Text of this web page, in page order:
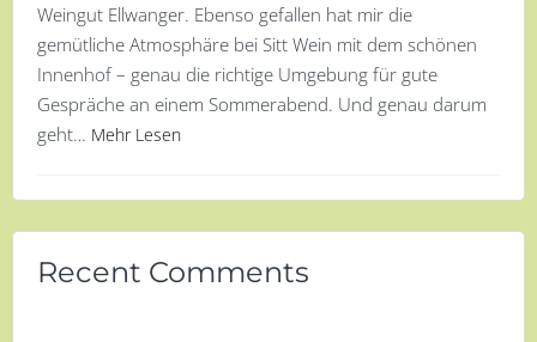
Weingut Ellwanger. Ebenso gefallen hat mir die
gemütliche Atmosphäre bei Sitt Wein mit dem schönen
Innenhof – genau die richtige Umgebung für gute
Gespräche an einem Sommerabend. Und genau darum
geht… Mehr Lesen
Recent Comments